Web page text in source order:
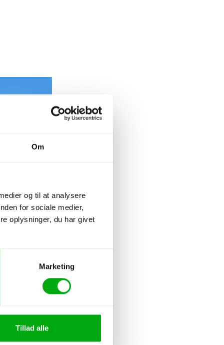
Om
og til at analysere
for sociale medier,
oplysninger, du har givet
Marketing
Tillad alle